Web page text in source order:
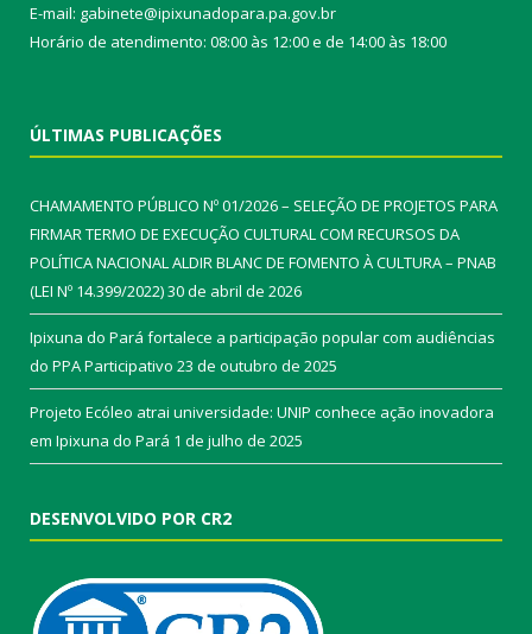
E-mail: gabinete@ipixunadopara.pa.gov.br
Horário de atendimento: 08:00 às 12:00 e de 14:00 às 18:00
ÚLTIMAS PUBLICAÇÕES
CHAMAMENTO PÚBLICO Nº 01/2026 – SELEÇÃO DE PROJETOS PARA
FIRMAR TERMO DE EXECUÇÃO CULTURAL COM RECURSOS DA
POLÍTICA NACIONAL ALDIR BLANC DE FOMENTO À CULTURA – PNAB
(LEI Nº 14.399/2022)30 de abril de 2026
Ipixuna do Pará fortalece a participação popular com audiências
do PPA Participativo 23 de outubro de 2025
Projeto Ecóleo atrai universidade: UNIP conhece ação inovadora
em Ipixuna do Pará 1 de julho de 2025
DESENVOLVIDO POR CR2